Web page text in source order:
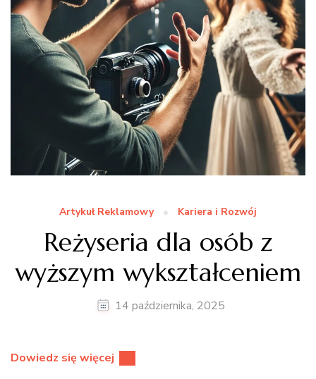
Artykuł Reklamowy Kariera i Rozwój
Reżyseria dla osób z
wyższym wykształceniem
14 października, 2025
Dowiedz się więcej